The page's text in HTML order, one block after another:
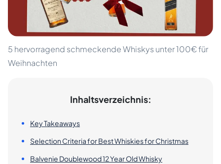
5 hervorragend schmeckende Whiskys unter 100€ für
Weihnachten
Inhaltsverzeichnis:
Key Takeaways
Selection Criteria for Best Whiskies for Christmas
Balvenie Doublewood 12 Year Old Whisky